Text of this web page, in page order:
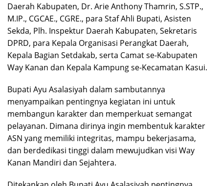
Daerah Kabupaten, Dr. Arie Anthony Thamrin, S.STP.,
M.IP., CGCAE., CGRE., para Staf Ahli Bupati, Asisten
Sekda, Plh. Inspektur Daerah Kabupaten, Sekretaris
DPRD, para Kepala Organisasi Perangkat Daerah,
Kepala Bagian Setdakab, serta Camat se-Kabupaten
Way Kanan dan Kepala Kampung se-Kecamatan Kasui.
Bupati Ayu Asalasiyah dalam sambutannya
menyampaikan pentingnya kegiatan ini untuk
membangun karakter dan memperkuat semangat
pelayanan. Dimana dirinya ingin membentuk karakter
ASN yang memiliki integritas, mampu bekerjasama,
dan berdedikasi tinggi dalam mewujudkan visi Way
Kanan Mandiri dan Sejahtera.